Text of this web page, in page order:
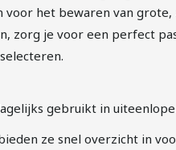
het bewaren van
zorg je voor een perfect
gebruikt in
ze snel overzicht in